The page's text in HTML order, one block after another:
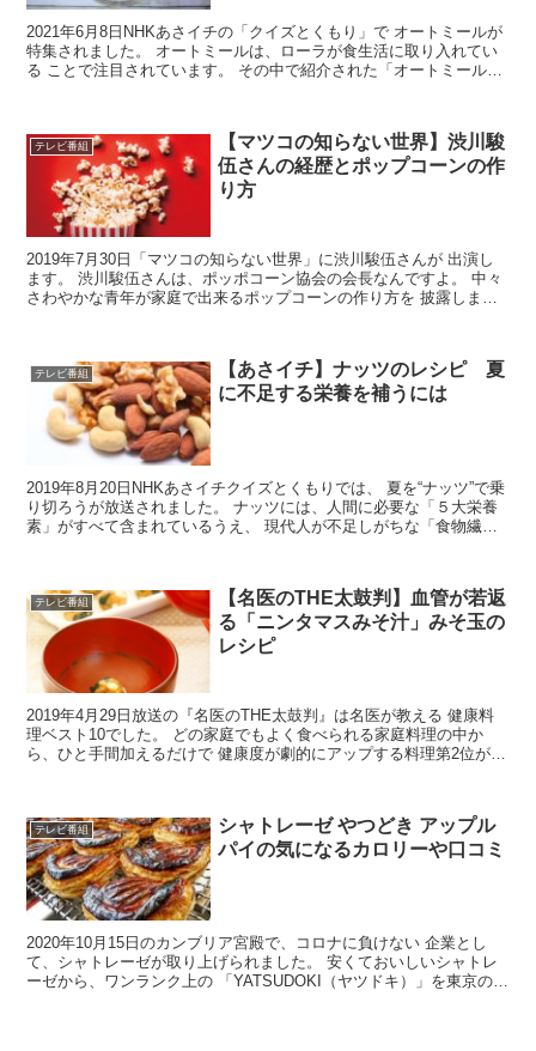
2021年6月8日NHKあさイチの「クイズとくもり」で オートミールが
特集されました。 オートミールは、ローラが食生活に取り入れてい
る ことで注目されています。 その中で紹介された「オートミールお
テレビ番組
【マツコの知らない世界】渋川駿
伍さんの経歴とポップコーンの作
り方
2019年7月30日「マツコの知らない世界」に渋川駿伍さんが 出演し
ます。 渋川駿伍さんは、ポッポコーン協会の会長なんですよ。 中々
さわやかな青年が家庭で出来るポップコーンの作り方を 披露しま
テレビ番組
【あさイチ】ナッツのレシピ 夏
に不足する栄養を補うには
2019年8月20日NHKあさイチクイズとくもりでは、 夏を“ナッツ”で乗
り切ろうが放送されました。 ナッツには、人間に必要な「５大栄養
素」がすべて含まれているうえ、 現代人が不足しがちな「食物繊
テレビ番組
【名医のTHE太鼓判】血管が若返
る「ニンタマスみそ汁」みそ玉の
レシピ
2019年4月29日放送の『名医のTHE太鼓判』は名医が教える 健康料
理ベスト10でした。 どの家庭でもよく食べられる家庭料理の中か
ら、ひと手間加えるだけで 健康度が劇的にアップする料理第2位が味
テレビ番組
シャトレーゼ やつどき アップル
パイの気になるカロリーや口コミ
2020年10月15日のカンブリア宮殿で、コロナに負けない 企業とし
て、シャトレーゼが取り上げられました。 安くておいしいシャトレ
ーゼから、ワンランク上の 「YATSUDOKI（ヤツドキ）」を東京の都